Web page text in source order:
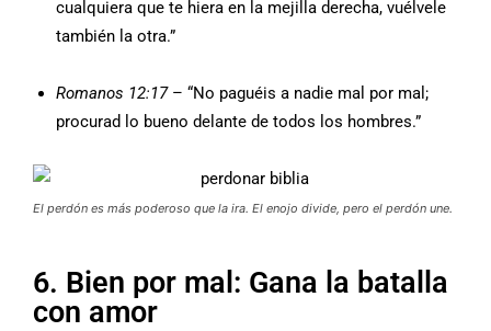
cualquiera que te hiera en la mejilla derecha, vuélvele
también la otra.”
Romanos 12:17– “No paguéis a nadie mal por mal;
procurad lo bueno delante de todos los hombres.”
El perdón es más poderoso que la ira. El enojo divide, pero el perdón une.
6. Bien por mal: Gana la batalla
con amor